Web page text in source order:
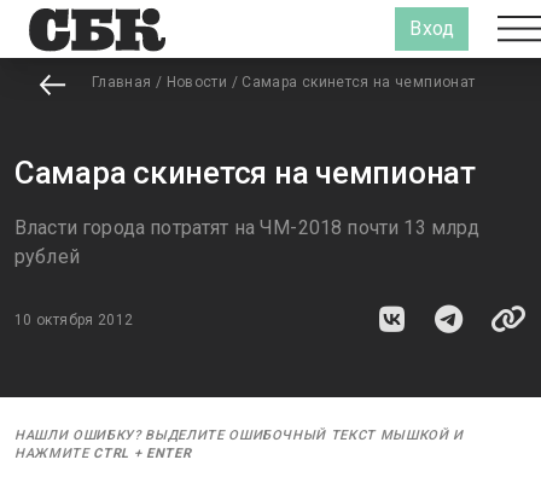
Вход
Главная / Новости / Самара скинется на чемпионат
Самара скинется на чемпионат
Власти города потратят на ЧМ-2018 почти 13 млрд
рублей
10 октября 2012
НАШЛИ ОШИБКУ? ВЫДЕЛИТЕ ОШИБОЧНЫЙ ТЕКСТ МЫШКОЙ И
НАЖМИТЕ CTRL + ENTER